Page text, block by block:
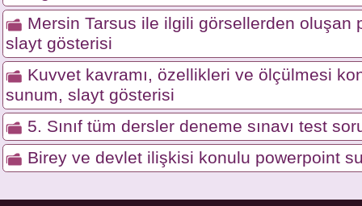
Mersin Tarsus ile ilgili görsellerden oluşan
slayt gösterisi
Kuvvet kavramı, özellikleri ve ölçülmesi
sunum, slayt gösterisi
5. Sınıf tüm dersler deneme sınavı test
Birey ve devlet ilişkisi konulu powerpoint